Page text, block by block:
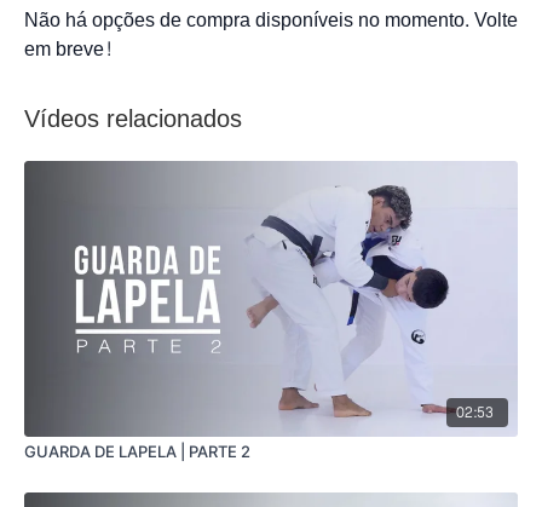
Não há opções de compra disponíveis no momento. Volte
em breve!
Vídeos relacionados
02:53
GUARDA DE LAPELA | PARTE 2